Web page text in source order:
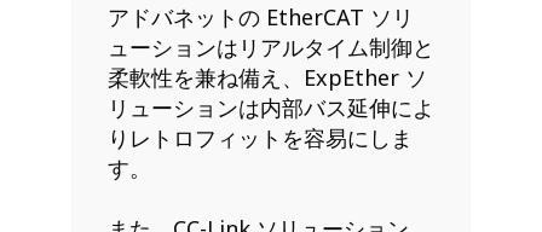
アドバネットの EtherCAT ソリ
ューションはリアルタイム制御と
柔軟性を兼ね備え、ExpEther ソ
リューションは内部バス延伸によ
りレトロフィットを容易にしま
す。